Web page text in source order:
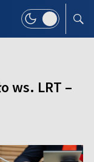
ws. LRT –